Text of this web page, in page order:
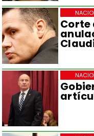
Corte